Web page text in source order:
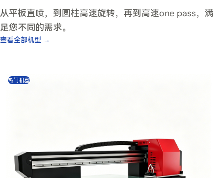
从平板直喷，到圆柱高速旋转，再到高速one pass，满
足您不同的需求。
查看全部机型 →
热门机型